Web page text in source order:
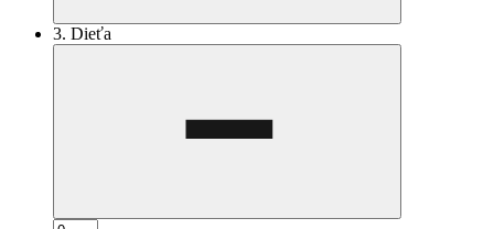
3. Dieťa